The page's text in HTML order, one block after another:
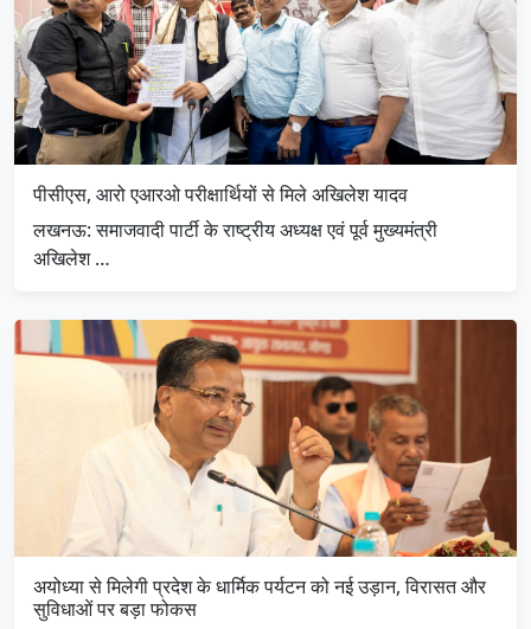
पीसीएस, आरो एआरओ परीक्षार्थियों से मिले अखिलेश यादव
लखनऊ: समाजवादी पार्टी के राष्ट्रीय अध्यक्ष एवं पूर्व मुख्यमंत्री
अखिलेश …
अयोध्या से मिलेगी प्रदेश के धार्मिक पर्यटन को नई उड़ान, विरासत और
सुविधाओं पर बड़ा फोकस